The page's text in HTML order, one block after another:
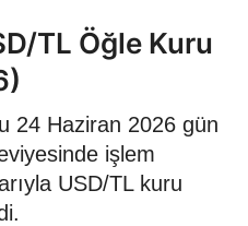
TL Öğle Kuru
24 Haziran 2026 gün
işlem
USD/TL kuru